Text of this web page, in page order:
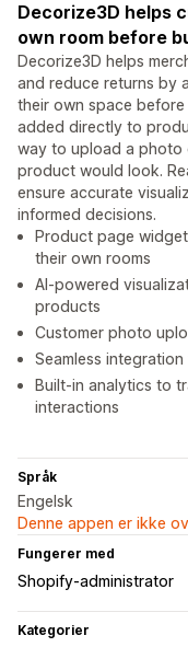
Decorize3D helps
own room before
Decorize3D helps
and reduce returns by
their own space
added directly to
way to upload a photo
product would look.
ensure accurate
informed decisions.
Product page
their own rooms
AI-powered
products
Customer photo
Seamless
Built-in analytics to
interactions
Språk
Engelsk
Denne appen er ikke
Fungerer med
Shopify-administrator
Kategorier